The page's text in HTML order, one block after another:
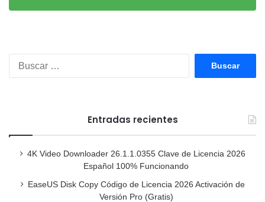
Entradas recientes
4K Video Downloader 26.1.1.0355 Clave de Licencia 2026
Español 100% Funcionando
EaseUS Disk Copy Código de Licencia 2026 Activación de
Versión Pro (Gratis)